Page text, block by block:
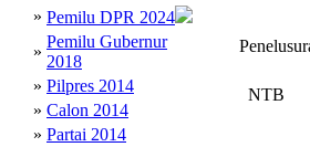
» Pemilu DPR 2024
»
Pemilu Gubernur
2018
» Pilpres 2014
» Calon 2014
» Partai 2014
NTB